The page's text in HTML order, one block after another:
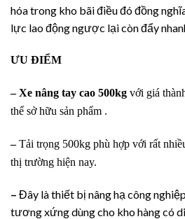
hóa trong kho bãi điều đó đồng
lực lao động ngược lại còn đẩy
ƯU ĐIỂM
–Xe nâng tay cao 500kg với giá
thể sở hữu sản phẩm .
–Tải trọng 500kg phù hợp với rất
thị trường hiện nay.
– Đây là thiết bị nâng hạ công
tương xứng dùng cho kho hàng có